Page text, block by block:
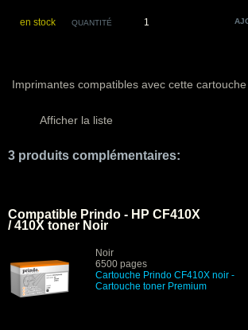
en stock QUANTITÉ
Imprimantes compatibles avec cette cartouche
Afficher la liste
3 produits complémentaires:
Compatible Prindo - HP CF410X
/ 410X toner Noir
Noir
6500 pages
Cartouche Prindo CF410X noir -
Cartouche toner Premium